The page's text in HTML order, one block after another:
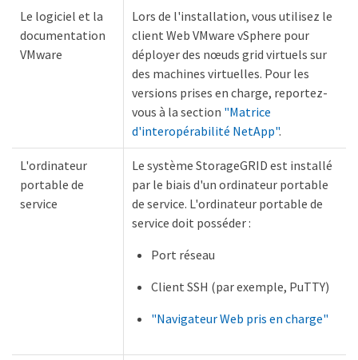
Le logiciel et la
documentation
VMware
Lors de l'installation, vous utilisez le
client Web VMware vSphere pour
déployer des nœuds grid virtuels sur
des machines virtuelles. Pour les
versions prises en charge, reportez-
vous à la section "Matrice
d'interopérabilité NetApp".
L'ordinateur
portable de
service
Le système StorageGRID est installé
par le biais d'un ordinateur portable
de service. L'ordinateur portable de
service doit posséder :
Port réseau
Client SSH (par exemple, PuTTY)
"Navigateur Web pris en charge"